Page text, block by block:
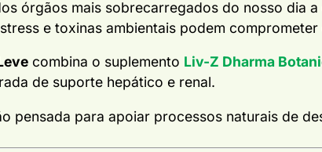
órgãos mais sobrecarregados do nosso dia
e toxinas ambientais podem
combina o suplemento Liv-Z Dharma
de suporte hepático e renal.
pensada para apoiar processos naturais de